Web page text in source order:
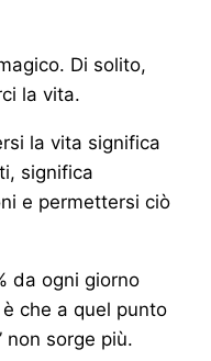
Di solito,
la vita.
la vita significa
significa
e permettersi ciò
da ogni giorno
che a quel punto
non sorge più.